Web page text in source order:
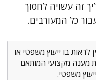
זה עשויה לחסוך
כל המעורבים.
בו ייעוץ משפטי או
מענה מקצועי המותאם
משפטי.